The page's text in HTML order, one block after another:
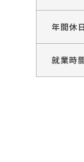
年間休
就業時